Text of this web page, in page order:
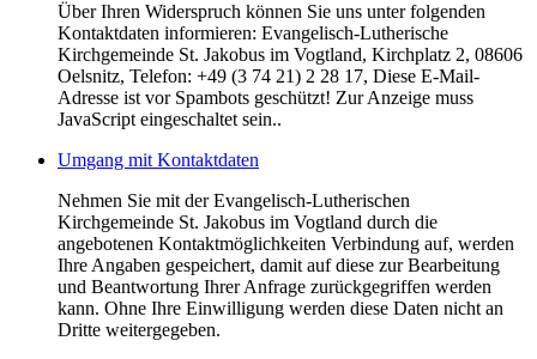
Über Ihren Widerspruch können Sie uns unter folgenden
Kontaktdaten informieren: Evangelisch-Lutherische
Kirchgemeinde St. Jakobus im Vogtland, Kirchplatz 2, 08606
Oelsnitz, Telefon: +49 (3 74 21) 2 28 17, Diese E-Mail-
Adresse ist vor Spambots geschützt! Zur Anzeige muss
JavaScript eingeschaltet sein..
Umgang mit Kontaktdaten
Nehmen Sie mit der Evangelisch-Lutherischen
Kirchgemeinde St. Jakobus im Vogtland durch die
angebotenen Kontaktmöglichkeiten Verbindung auf, werden
Ihre Angaben gespeichert, damit auf diese zur Bearbeitung
und Beantwortung Ihrer Anfrage zurückgegriffen werden
kann. Ohne Ihre Einwilligung werden diese Daten nicht an
Dritte weitergegeben.